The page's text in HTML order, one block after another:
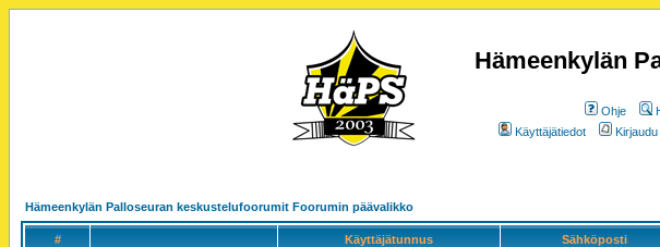
Hämeenkylän
Ohje
Käyttäjätiedot
Hämeenkylän Palloseuran keskustelufoorumit Foorumin päävalikko
# Käyttäjätunnus Sähköposti